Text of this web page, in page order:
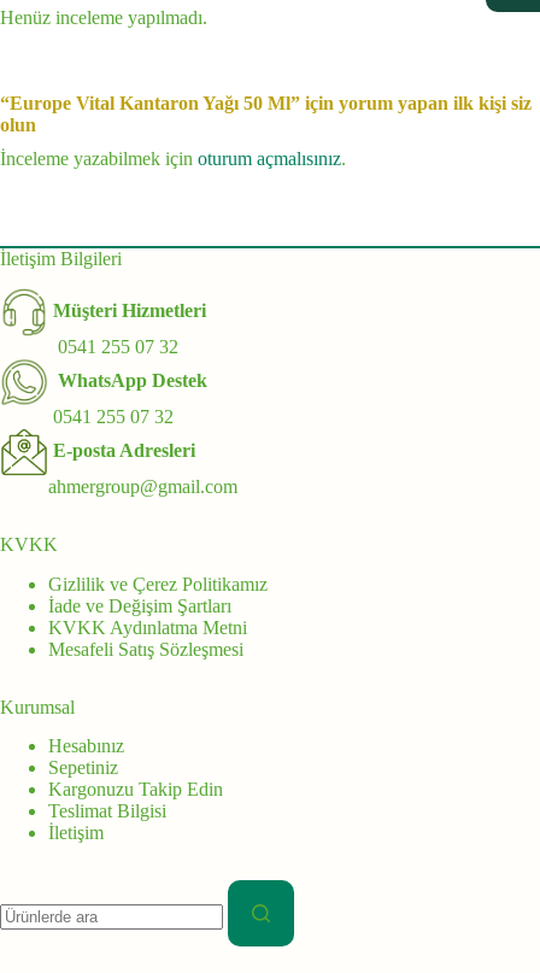
Henüz inceleme yapılmadı.
“Europe Vital Kantaron Yağı 50 Ml” için yorum yapan ilk kişi siz
olun
İnceleme yazabilmek için oturum açmalısınız.
İletişim Bilgileri
Müşteri Hizmetleri
0541 255 07 32
WhatsApp Destek
0541 255 07 32
E-posta Adresleri
ahmergroup@gmail.com
KVKK
Gizlilik ve Çerez Politikamız
İade ve Değişim Şartları
KVKK Aydınlatma Metni
Mesafeli Satış Sözleşmesi
Kurumsal
Hesabınız
Sepetiniz
Kargonuzu Takip Edin
Teslimat Bilgisi
İletişim